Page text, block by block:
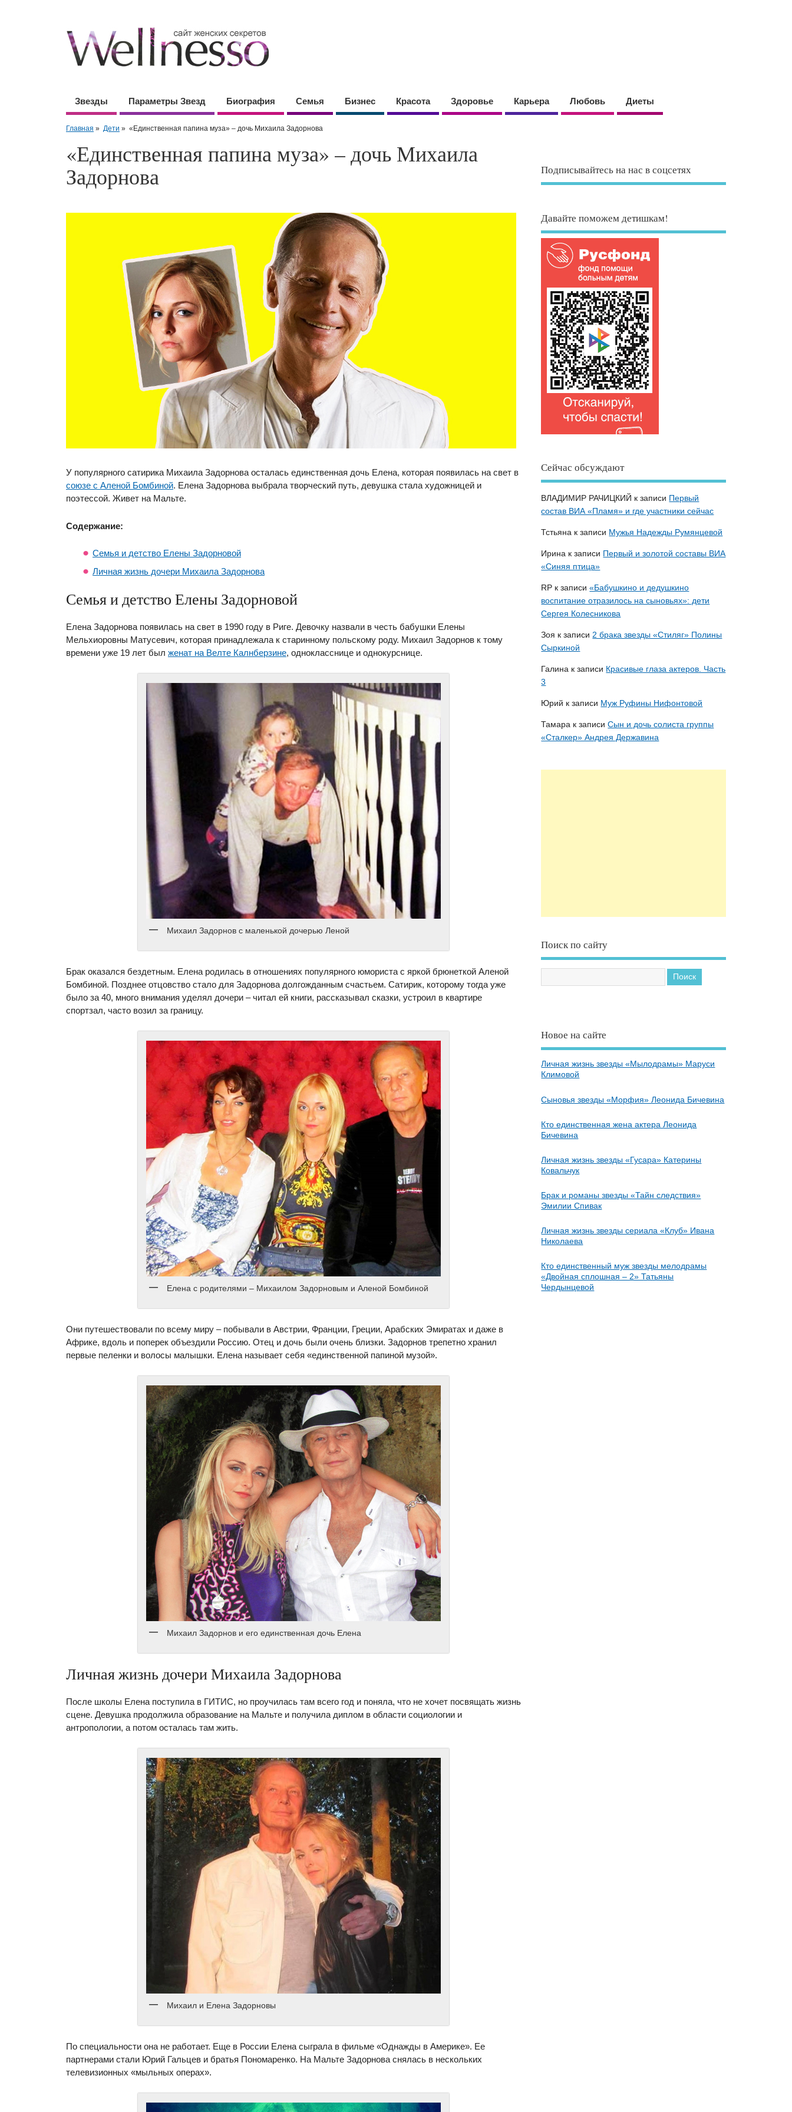
Звезды Параметры Звезд Биография Семья Бизнес Красота Здоровье Карьера Любовь Диеты
Главная » Дети » «Единственная папина муза» – дочь Михаила Задорнова
«Единственная папина муза» – дочь Михаила
Задорнова
У популярного сатирика Михаила Задорнова осталась единственная дочь Елена, которая появилась на свет в
союзе с Аленой Бомбиной. Елена Задорнова выбрала творческий путь, девушка стала художницей и
поэтессой. Живет на Мальте.
Содержание:
Семья и детство Елены Задорновой
Личная жизнь дочери Михаила Задорнова
Семья и детство Елены Задорновой
Елена Задорнова появилась на свет в 1990 году в Риге. Девочку назвали в честь бабушки Елены
Мельхиоровны Матусевич, которая принадлежала к старинному польскому роду. Михаил Задорнов к тому
времени уже 19 лет был женат на Велте Калнберзине, однокласснице и однокурснице.
Михаил Задорнов с маленькой дочерью Леной
Брак оказался бездетным. Елена родилась в отношениях популярного юмориста с яркой брюнеткой Аленой
Бомбиной. Позднее отцовство стало для Задорнова долгожданным счастьем. Сатирик, которому тогда уже
было за 40, много внимания уделял дочери – читал ей книги, рассказывал сказки, устроил в квартире
спортзал, часто возил за границу.
Елена с родителями – Михаилом Задорновым и Аленой Бомбиной
Они путешествовали по всему миру – побывали в Австрии, Франции, Греции, Арабских Эмиратах и даже в
Африке, вдоль и поперек объездили Россию. Отец и дочь были очень близки. Задорнов трепетно хранил
первые пеленки и волосы малышки. Елена называет себя «единственной папиной музой».
Михаил Задорнов и его единственная дочь Елена
Личная жизнь дочери Михаила Задорнова
После школы Елена поступила в ГИТИС, но проучилась там всего год и поняла, что не хочет посвящать жизнь
сцене. Девушка продолжила образование на Мальте и получила диплом в области социологии и
антропологии, а потом осталась там жить.
Михаил и Елена Задорновы
По специальности она не работает. Еще в России Елена сыграла в фильме «Однажды в Америке». Ее
партнерами стали Юрий Гальцев и братья Пономаренко. На Мальте Задорнова снялась в нескольких
телевизионных «мыльных операх».
Подписывайтесь на нас в соцсетях
Давайте поможем детишкам!
Сейчас обсуждают
ВЛАДИМИР РАЧИЦКИЙ к записи Первый
состав ВИА «Пламя» и где участники сейчас
Тстьяна к записи Мужья Надежды Румянцевой
Ирина к записи Первый и золотой составы ВИА
«Синяя птица»
RP к записи«Бабушкино и дедушкино
воспитание отразилось на сыновьях»: дети
Сергея Колесникова
Зоя к записи 2 брака звезды «Стиляг» Полины
Сыркиной
Галина к записи Красивые глаза актеров. Часть
3
Юрий к записи Муж Руфины Нифонтовой
Тамара к записиСын и дочь солиста группы
«Сталкер» Андрея Державина
Поиск по сайту
Новое на сайте
Личная жизнь звезды «Мылодрамы» Маруси
Климовой
Сыновья звезды «Морфия» Леонида Бичевина
Кто единственная жена актера Леонида
Бичевина
Личная жизнь звезды «Гусара» Катерины
Ковальчук
Брак и романы звезды «Тайн следствия»
Эмилии Спивак
Личная жизнь звезды сериала «Клуб» Ивана
Николаева
Кто единственный муж звезды мелодрамы
«Двойная сплошная – 2» Татьяны
Чердынцевой